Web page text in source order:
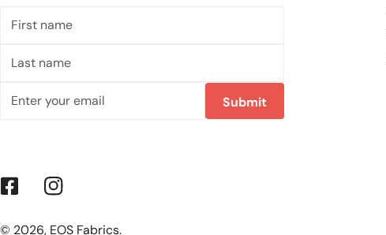
name
name
Submit
FacebookInstagram
© 2026, EOS Fabrics.